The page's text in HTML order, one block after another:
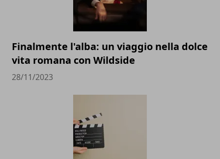
Finalmente l'alba: un viaggio nella dolce
vita romana con Wildside
28/11/2023